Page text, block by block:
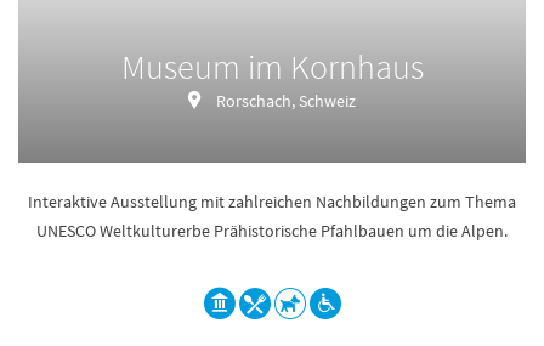
Museum im Kornhaus
Rorschach, Schweiz
Interaktive Ausstellung mit zahlreichen Nachbildungen zum Thema
UNESCO Weltkulturerbe Prähistorische Pfahlbauen um die Alpen.